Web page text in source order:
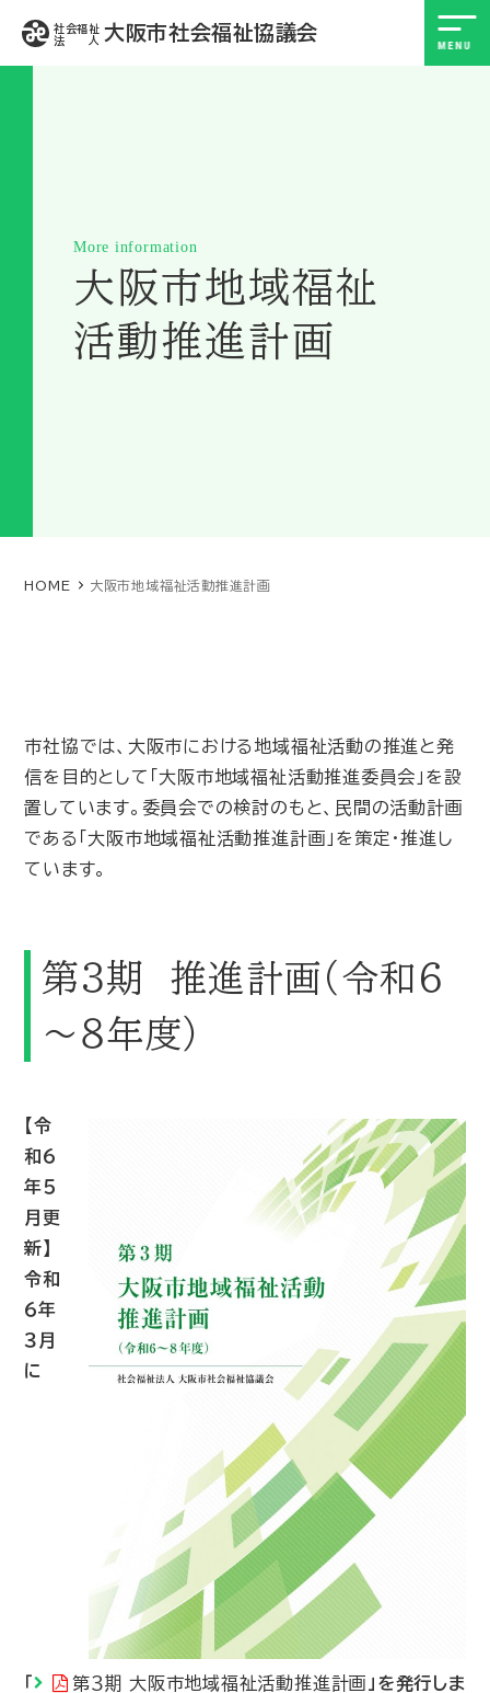
社会福祉
法 人
大阪市社会福祉協議会
More information
大阪市地域福祉
活動推進計画
HOME 大阪市地域福祉活動推進計画
市社協では、大阪市における地域福祉活動の推進と発
信を目的として「大阪市地域福祉活動推進委員会」を設
置しています。委員会での検討のもと、民間の活動計画
である「大阪市地域福祉活動推進計画」を策定・推進し
ています。
第３期 推進計画（令和６
～８年度）
【令
和６
年５
月更
新】
令和
６年
３月
に
「 第３期 大阪市地域福祉活動推進計画 」を発行しま